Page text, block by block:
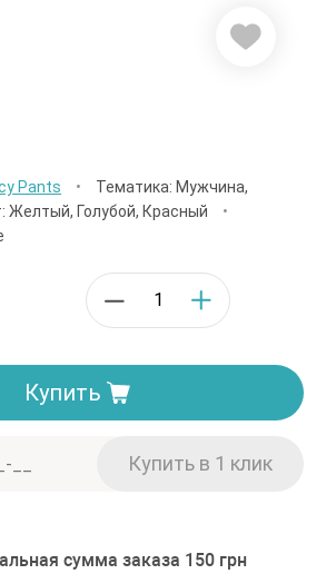
Pants •
Тематика: Мужчина,
Желтый, Голубой, Красный
•
Купить
сумма заказа 150 грн